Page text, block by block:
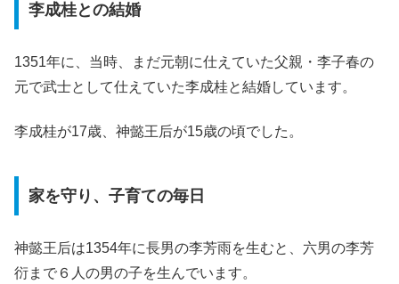
李成桂との結婚
1351年に、当時、まだ元朝に仕えていた父親・李子春の
元で武士として仕えていた李成桂と結婚しています。
李成桂が17歳、神懿王后が15歳の頃でした。
家を守り、子育ての毎日
神懿王后は1354年に長男の李芳雨を生むと、六男の李芳
衍まで６人の男の子を生んでいます。